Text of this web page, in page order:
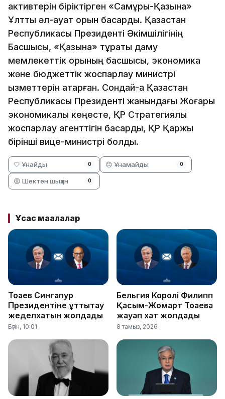
активтерін біріктірген «Самұрық-Қазына»
Ұлттық әл-ауқат қорын басқарды. Қазақстан
Республикасы Президенті Әкімшілігінің
Басшысы, «Қазына» тұрақты даму
мемлекеттік қорының басшысы, экономика
және бюджеттік жоспарлау министрі
қызметтерін атқарған. Сондай-ақ Қазақстан
Республикасы Президенті жанындағы Жоғары
экономикалық кеңесте, ҚР Стратегиялық
жоспарлау агенттігін басқарды, ҚР Қаржы
бірінші вице-министрі болды.
🤍 Ұнайды 0 😞 Ұнамайды 0
😡 Шектен шыққан 0
Ұқсас мақалалар
Тоқаев Сингапур
Президентіне құттықтау
жеделхатын жолдады
Бүгін, 10:01
Бельгия Королі Филипп
Қасым-Жомарт Тоқаевқа
жауап хат жолдады
8 тамыз, 2026